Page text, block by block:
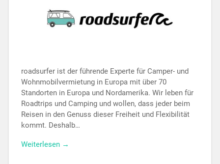
roadsurfer ist der führende Experte für Camper- und
Wohnmobilvermietung in Europa mit über 70
Standorten in Europa und Nordamerika. Wir leben für
Roadtrips und Camping und wollen, dass jeder beim
Reisen in den Genuss dieser Freiheit und Flexibilität
kommt. Deshalb…
Weiterlesen →